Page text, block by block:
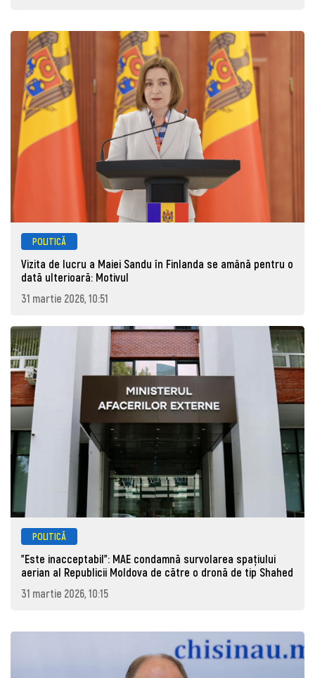
POLITICĂ
Vizita de lucru a Maiei Sandu în Finlanda se amână pentru o
dată ulterioară: Motivul
31 martie 2026, 10:51
POLITICĂ
"Este inacceptabil": MAE condamnă survolarea spațiului
aerian al Republicii Moldova de către o dronă de tip Shahed
31 martie 2026, 10:15